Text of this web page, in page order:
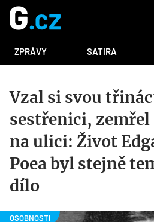
ZPRÁVY SATIRA
Vzal si svou
sestřenici, zemřel
na ulici: Život
Poea byl stejně
dílo